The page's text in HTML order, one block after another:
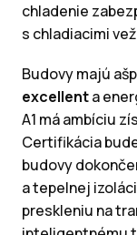
chladenie
s chladiacimi
Budovy majú
excellenta
A1 má ambíciu
Certifikácia
budovy
a tepelnej
preskleniu na